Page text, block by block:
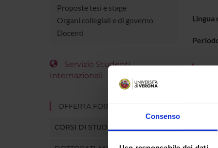
Consenso
Proposte tesi e stage
Organi collegiali e di governo
Docenti
Servizio Studenti
Internazionali
OFFERTA FORMATIVA
CORSI DI STUDIO
Lingua
- una
- le
- la